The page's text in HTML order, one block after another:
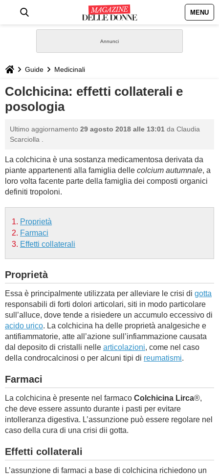
MENU
STILE
BIOGRAFIE
DEFINIZIONI
GASTRONOMIA
CAPELLI
BAMBINO
DIETA
FORUM
Guide Medicinali
Colchicina: effetti collaterali e
posologia
Ultimo aggiornamento 29 agosto 2018 alle 13:01 da Claudia
Scarciolla
La colchicina è una sostanza medicamentosa derivata da
piante appartenenti alla famiglia delle colcium autumnale, a
loro volta facente parte della famiglia dei composti organici
definiti tropoloni.
Proprietà
Farmaci
Effetti collaterali
Proprietà
Essa è principalmente utilizzata per alleviare le crisi di gotta
responsabili di forti dolori articolari, siti in modo particolare
sull’alluce, dove tende a risiedere un accumulo eccessivo di
acido urico. La colchicina ha delle proprietà analgesiche e
antifiammatorie, atte all’azione sull’infiammazione causata
dal deposito di cristalli nelle articolazioni, come nel caso
della condrocalcinosi o per alcuni tipi di reumatismi.
Farmaci
La colchicina è presente nel farmaco Colchicina Lirca®,
che deve essere assunto durante i pasti per evitare
intolleranza digestiva. L’assunzione può essere regolare nel
caso della cura di una crisi dii gotta.
Effetti collaterali
L’assunzione di farmaci a base di colchicina richiedono un